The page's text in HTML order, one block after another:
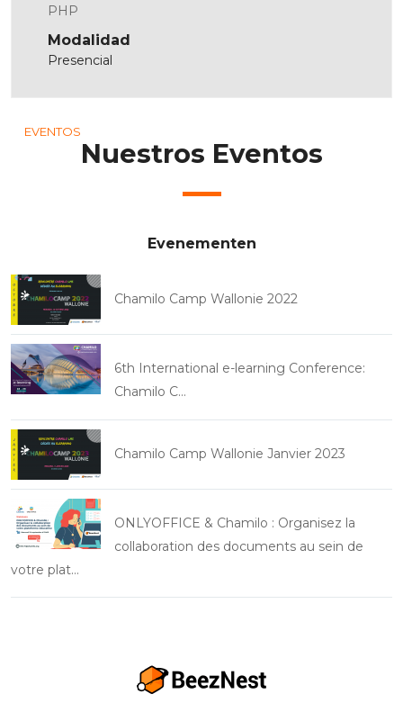
PHP
Modalidad
Presencial
EVENTOS
Nuestros Eventos
Evenementen
Chamilo Camp Wallonie 2022
6th International e-learning Conference:
Chamilo C…
Chamilo Camp Wallonie Janvier 2023
ONLYOFFICE & Chamilo : Organisez la
collaboration des documents au sein de
votre plat…